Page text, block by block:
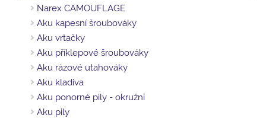
Narex CAMOUFLAGE
Aku kapesní šroubováky
Aku vrtačky
Aku příklepové šroubováky
Aku rázové utahováky
Aku kladiva
Aku ponorné pily - okružní
Aku pily